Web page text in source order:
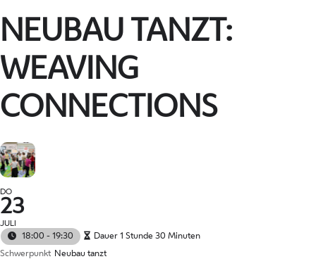
NEUBAU TANZT:
WEAVING
CONNECTIONS
DO
23
JULI
18:00 - 19:30
Dauer 1 Stunde 30 Minuten
Schwerpunkt Neubau tanzt